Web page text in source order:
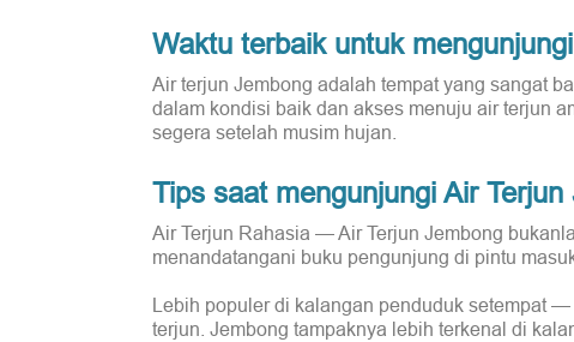
Waktu terbaik untuk
Air terjun Jembong adalah tempat yang sangat
dalam kondisi baik dan akses menuju air terjun
segera setelah musim hujan.
Tips saat mengunjungi Air Terjun
Air Terjun Rahasia — Air Terjun Jembong
menandatangani buku pengunjung di pintu
Lebih populer di kalangan penduduk setempat
terjun. Jembong tampaknya lebih terkenal di